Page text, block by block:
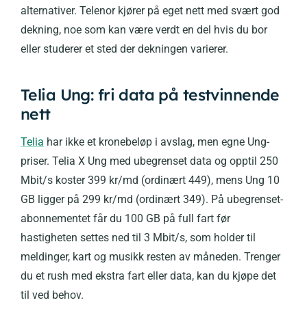
alternativer. Telenor kjører på eget nett med svært god
dekning, noe som kan være verdt en del hvis du bor
eller studerer et sted der dekningen varierer.
Telia Ung: fri data på testvinnende
nett
Telia har ikke et kronebeløp i avslag, men egne Ung-
priser. Telia X Ung med ubegrenset data og opptil 250
Mbit/s koster 399 kr/md (ordinært 449), mens Ung 10
GB ligger på 299 kr/md (ordinært 349). På ubegrenset-
abonnementet får du 100 GB på full fart før
hastigheten settes ned til 3 Mbit/s, som holder til
meldinger, kart og musikk resten av måneden. Trenger
du et rush med ekstra fart eller data, kan du kjøpe det
til ved behov.